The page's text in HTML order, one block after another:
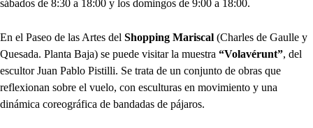
sábados de 8:30 a 18:00 y los domingos de 9:00 a 18:00.
En el Paseo de las Artes del Shopping Mariscal (Charles de Gaulle y
Quesada. Planta Baja) se puede visitar la muestra “Volavérunt”, del
escultor Juan Pablo Pistilli. Se trata de un conjunto de obras que
reflexionan sobre el vuelo, con esculturas en movimiento y una
dinámica coreográfica de bandadas de pájaros.